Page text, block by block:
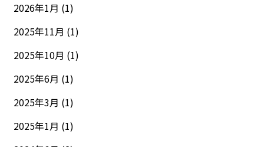
2026年1月 (1)
2025年11月 (1)
2025年10月 (1)
2025年6月 (1)
2025年3月 (1)
2025年1月 (1)